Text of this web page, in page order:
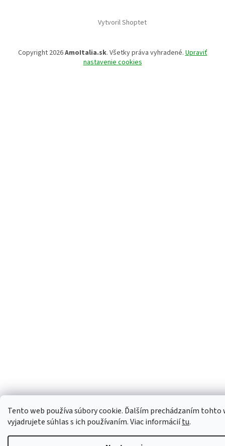
Tento web používa súbory cookie. Ďalším prechádzaním tohto
vyjadrujete súhlas s ich používaním. Viac informáciítu.
Vytvoril Shoptet
Copyright 2026AmoItalia.sk. Všetky práva vyhradené. Upraviť
nastavenie cookies